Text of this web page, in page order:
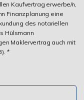
Kaufvertrag erwerbe/n,
Finanzplanung eine
des notariellen
Hülsmann
Maklervertrag auch mit
*